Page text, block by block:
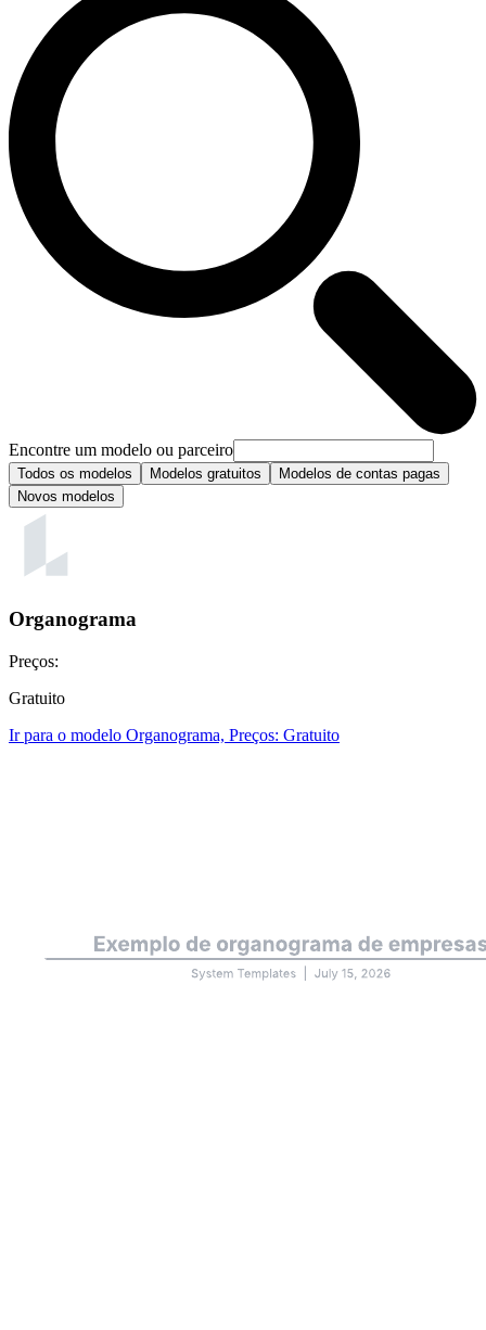
Encontre um modelo ou parceiro
Todos os modelos Modelos gratuitos
Modelos de contas pagas
Novos modelos
Organograma
Preços:
Gratuito
Ir para o modelo Organograma, Preços: Gratuito